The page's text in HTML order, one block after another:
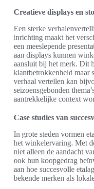
Creatieve displays en
Een sterke
inrichting maakt het
een meeslepende
aan displays kunnen
aansluit bij het merk. Dit
klantbetrokkenheid maar
verhaal vertellen kan
seizoensgebonden
aantrekkelijke context
Case studies van
In grote steden vormen
het winkelervaring. Met
niet alleen de aandacht
ook hun koopgedrag
aan hoe succesvolle
bekende merken als